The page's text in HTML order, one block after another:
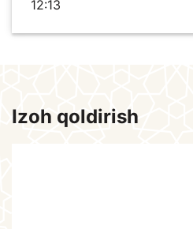
12:13
Izoh qoldirish